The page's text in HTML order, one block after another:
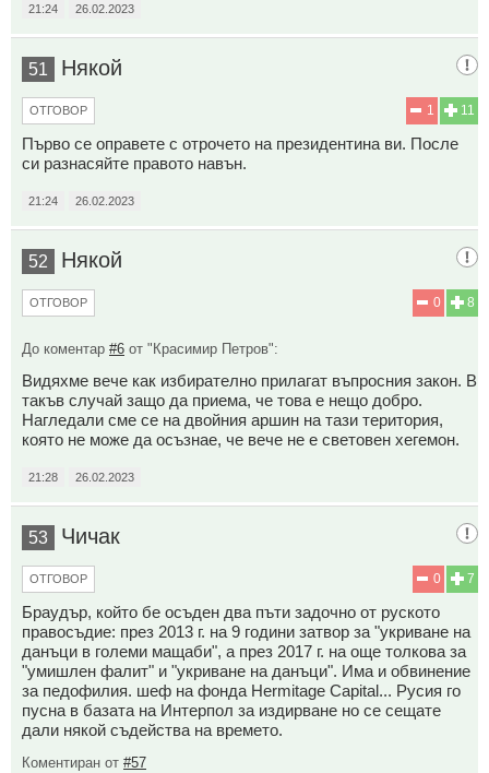
21:24 26.02.2023
51 Някой
11
1
ОТГОВОР
Първо се оправете с отрочето на президентина ви. После
си разнасяйте правото навън.
21:24 26.02.2023
52 Някой
8
0
ОТГОВОР
До коментар #6 от "Красимир Петров":
Видяхме вече как избирателно прилагат въпросния закон. В
такъв случай защо да приема, че това е нещо добро.
Нагледали сме се на двойния аршин на тази територия,
която не може да осъзнае, че вече не е световен хегемон.
21:28 26.02.2023
53 Чичак
7
0
ОТГОВОР
Браудър, който бе осъден два пъти задочно от руското
правосъдие: през 2013 г. на 9 години затвор за "укриване на
данъци в големи мащаби", а през 2017 г. на още толкова за
"умишлен фалит" и "укриване на данъци". Има и обвинение
за педофилия. шеф на фонда Hermitage Capital... Русия го
пусна в базата на Интерпол за издирване но се сещате
дали някой съдейства на времето.
Коментиран от #57